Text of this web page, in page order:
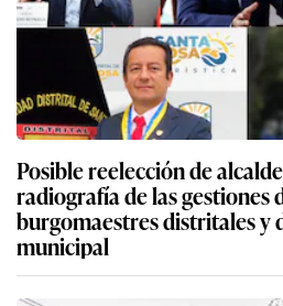
Posible reelección de
radiografía de las gestiones
burgomaestres distritales y
municipal